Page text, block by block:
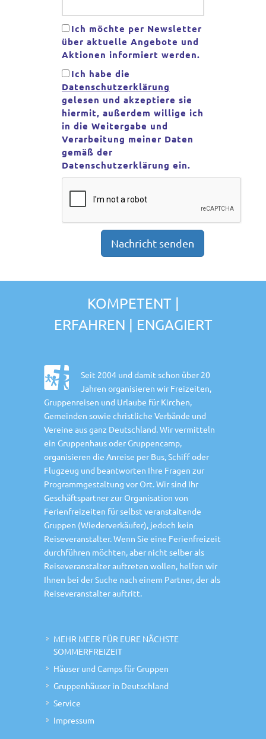
Ich möchte per Newsletter
über aktuelle Angebote und
Aktionen informiert werden.
Ich habe die
Datenschutzerklärung
gelesen und akzeptiere sie
hiermit, außerdem willige ich
in die Weitergabe und
Verarbeitung meiner Daten
gemäß der
Datenschutzerklärung ein.
KOMPETENT |
ERFAHREN | ENGAGIERT
Seit 2004 und damit schon über 20
Jahren organisieren wir Freizeiten,
Gruppenreisen und Urlaube für Kirchen,
Gemeinden sowie christliche Verbände und
Vereine aus ganz Deutschland. Wir vermitteln
ein Gruppenhaus oder Gruppencamp,
organisieren die Anreise per Bus, Schiff oder
Flugzeug und beantworten Ihre Fragen zur
Programmgestaltung vor Ort. Wir sind Ihr
Geschäftspartner zur Organisation von
Ferienfreizeiten für selbst veranstaltende
Gruppen (Wiederverkäufer), jedoch kein
Reiseveranstalter. Wenn Sie eine Ferienfreizeit
durchführen möchten, aber nicht selber als
Reiseveranstalter auftreten wollen, helfen wir
Ihnen bei der Suche nach einem Partner, der als
Reiseveranstalter auftritt.
MEHR MEER FÜR EURE NÄCHSTE
SOMMERFREIZEIT
Häuser und Camps für Gruppen
Gruppenhäuser in Deutschland
Service
Impressum